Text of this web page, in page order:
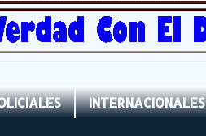
INTERNACIONALES